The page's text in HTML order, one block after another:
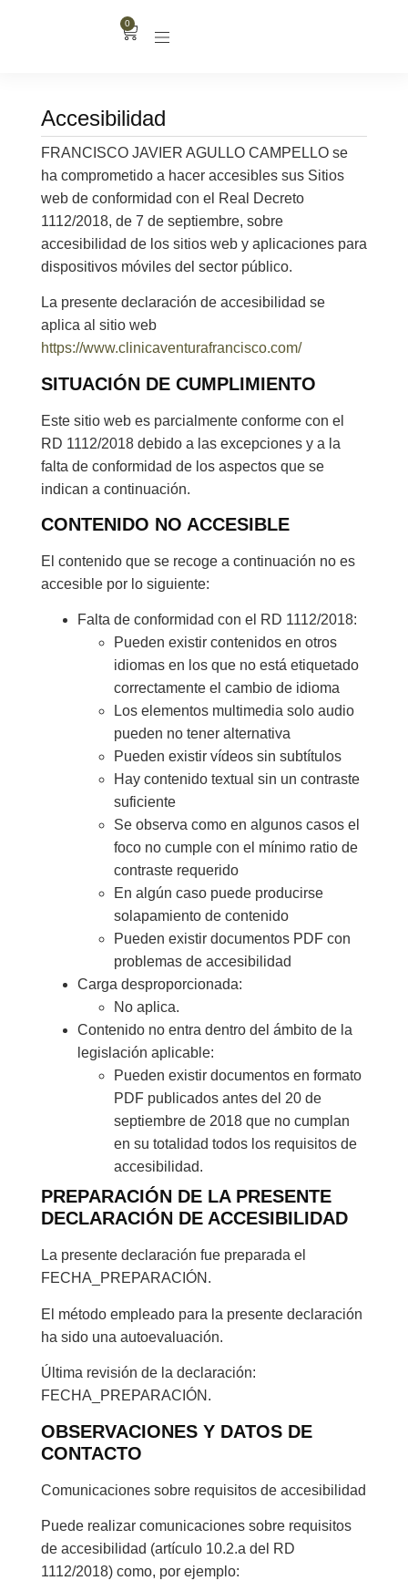
0
Accesibilidad
FRANCISCO JAVIER AGULLO CAMPELLO se
ha comprometido a hacer accesibles sus Sitios
web de conformidad con el Real Decreto
1112/2018, de 7 de septiembre, sobre
accesibilidad de los sitios web y aplicaciones para
dispositivos móviles del sector público.
La presente declaración de accesibilidad se
aplica al sitio web
https://www.clinicaventurafrancisco.com/
SITUACIÓN DE CUMPLIMIENTO
Este sitio web es parcialmente conforme con el
RD 1112/2018 debido a las excepciones y a la
falta de conformidad de los aspectos que se
indican a continuación.
CONTENIDO NO ACCESIBLE
El contenido que se recoge a continuación no es
accesible por lo siguiente:
Falta de conformidad con el RD 1112/2018:
Pueden existir contenidos en otros
idiomas en los que no está etiquetado
correctamente el cambio de idioma
Los elementos multimedia solo audio
pueden no tener alternativa
Pueden existir vídeos sin subtítulos
Hay contenido textual sin un contraste
suficiente
Se observa como en algunos casos el
foco no cumple con el mínimo ratio de
contraste requerido
En algún caso puede producirse
solapamiento de contenido
Pueden existir documentos PDF con
problemas de accesibilidad
Carga desproporcionada:
No aplica.
Contenido no entra dentro del ámbito de la
legislación aplicable:
Pueden existir documentos en formato
PDF publicados antes del 20 de
septiembre de 2018 que no cumplan
en su totalidad todos los requisitos de
accesibilidad.
PREPARACIÓN DE LA PRESENTE
DECLARACIÓN DE ACCESIBILIDAD
La presente declaración fue preparada el
FECHA_PREPARACIÓN.
El método empleado para la presente declaración
ha sido una autoevaluación.
Última revisión de la declaración:
FECHA_PREPARACIÓN.
OBSERVACIONES Y DATOS DE
CONTACTO
Comunicaciones sobre requisitos de accesibilidad
Puede realizar comunicaciones sobre requisitos
de accesibilidad (artículo 10.2.a del RD
1112/2018) como, por ejemplo: